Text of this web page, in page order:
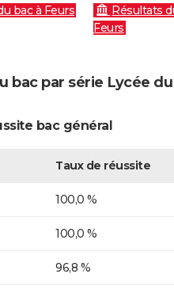
bac à Feurs
Résultats
Feurs
bac par série Lycée
bac général
Taux de réussite
100,0 %
100,0 %
96,8 %